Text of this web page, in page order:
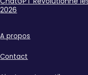
2026
A propos
Contact